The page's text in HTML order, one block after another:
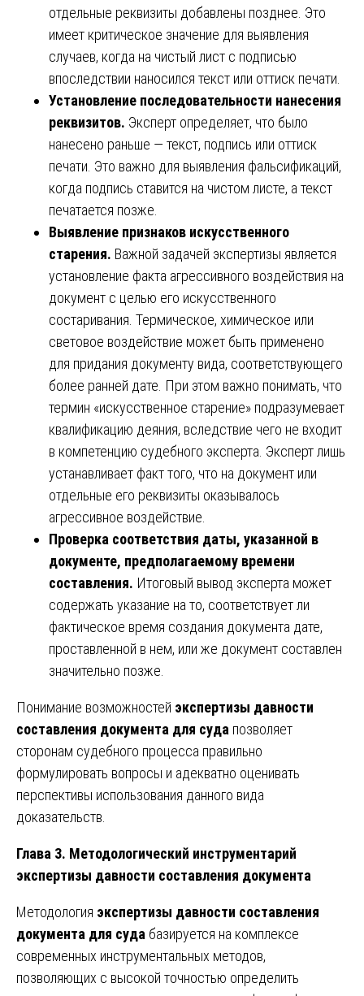
отдельные реквизиты добавлены позднее. Это
имеет критическое значение для выявления
случаев, когда на чистый лист с подписью
впоследствии наносился текст или оттиск печати.
Установление последовательности нанесения
реквизитов. Эксперт определяет, что было
нанесено раньше — текст, подпись или оттиск
печати. Это важно для выявления фальсификаций,
когда подпись ставится на чистом листе, а текст
печатается позже.
Выявление признаков искусственного
старения. Важной задачей экспертизы является
установление факта агрессивного воздействия на
документ с целью его искусственного
состаривания. Термическое, химическое или
световое воздействие может быть применено
для придания документу вида, соответствующего
более ранней дате. При этом важно понимать, что
термин «искусственное старение» подразумевает
квалификацию деяния, вследствие чего не входит
в компетенцию судебного эксперта. Эксперт лишь
устанавливает факт того, что на документ или
отдельные его реквизиты оказывалось
агрессивное воздействие.
Проверка соответствия даты, указанной в
документе, предполагаемому времени
составления. Итоговый вывод эксперта может
содержать указание на то, соответствует ли
фактическое время создания документа дате,
проставленной в нем, или же документ составлен
значительно позже.
Понимание возможностей экспертизы давности
составления документа для суда позволяет
сторонам судебного процесса правильно
формулировать вопросы и адекватно оценивать
перспективы использования данного вида
доказательств.
Глава 3. Методологический инструментарий
экспертизы давности составления документа
Методология экспертизы давности составления
документа для суда базируется на комплексе
современных инструментальных методов,
позволяющих с высокой точностью определить